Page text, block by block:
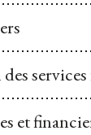
et